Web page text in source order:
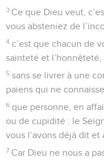
3 Ce que Dieu veut,
vous absteniez de
4 c’est que chacun de
sainteté et l’honnêteté,
5 sans se livrer à une
païens qui ne
6 que personne, en
ou de cupidité : le
vous l’avons déjà dit et
7 Car Dieu ne nous a